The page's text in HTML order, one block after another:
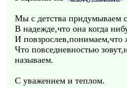
Мы с детства придумываем
В надежде,что она когда
И повзрослев,понимаем,что
Что повседневностью
называем.
С уважением и теплом.